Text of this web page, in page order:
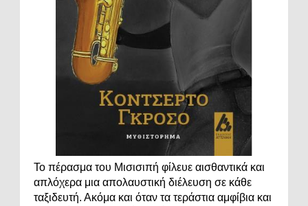
Το πέρασμα του Μισισιπή φίλευε αισθαντικά και
απλόχερα μια απολαυστική διέλευση σε κάθε
ταξιδευτή. Ακόμα και όταν τα τεράστια αμφίβια και